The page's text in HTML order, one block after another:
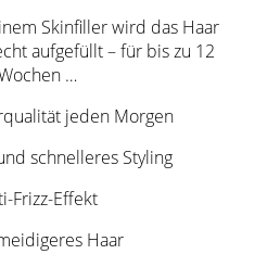
Skinfiller wird das Haar
aufgefüllt – für bis zu 12
…
jeden Morgen
schnelleres Styling
Frizz-Effekt
Haar